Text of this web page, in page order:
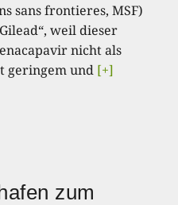
sans frontieres, MSF)
weil dieser
nicht als
geringem und [+]
zum